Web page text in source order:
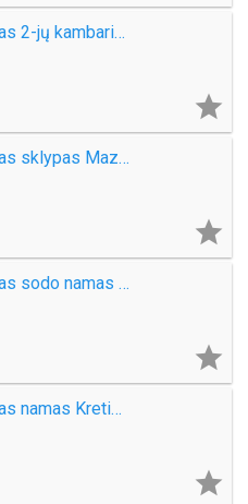
Parduodamas 2-jų kambarių su holu butas Laukininkų g.

Parduodamas sklypas Mazūriškių k.

Parduodamas sodo namas Derceklių k.

Parduodamas namas Kretingos mieste
